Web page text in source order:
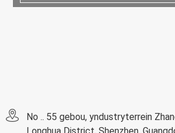
No .. 55 gebou, yndustryterrein